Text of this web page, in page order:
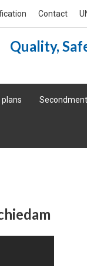
Contact
Quality,
Secondment